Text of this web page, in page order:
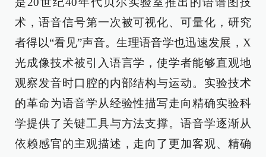
术，语音信号第一次被可视化、可量化，研究
者得以“看见”声音。生理语音学也迅速发展，X
光成像技术被引入语言学，使学者能够直观地
观察发音时口腔的内部结构与运动。实验技术
的革命为语音学从经验性描写走向精确实验科
学提供了关键工具与方法支撑。语音学逐渐从
依赖感官的主观描述，走向了更加客观、精确